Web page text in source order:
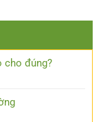
cho đúng?